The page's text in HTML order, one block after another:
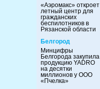
«Аэромакс» откроет
летный центр для
гражданских
беспилотников в
Рязанской области
Белгород
Минцифры
Белгорода закупила
продукцию YADRO
на десятки
миллионов у ООО
«Пчелка»